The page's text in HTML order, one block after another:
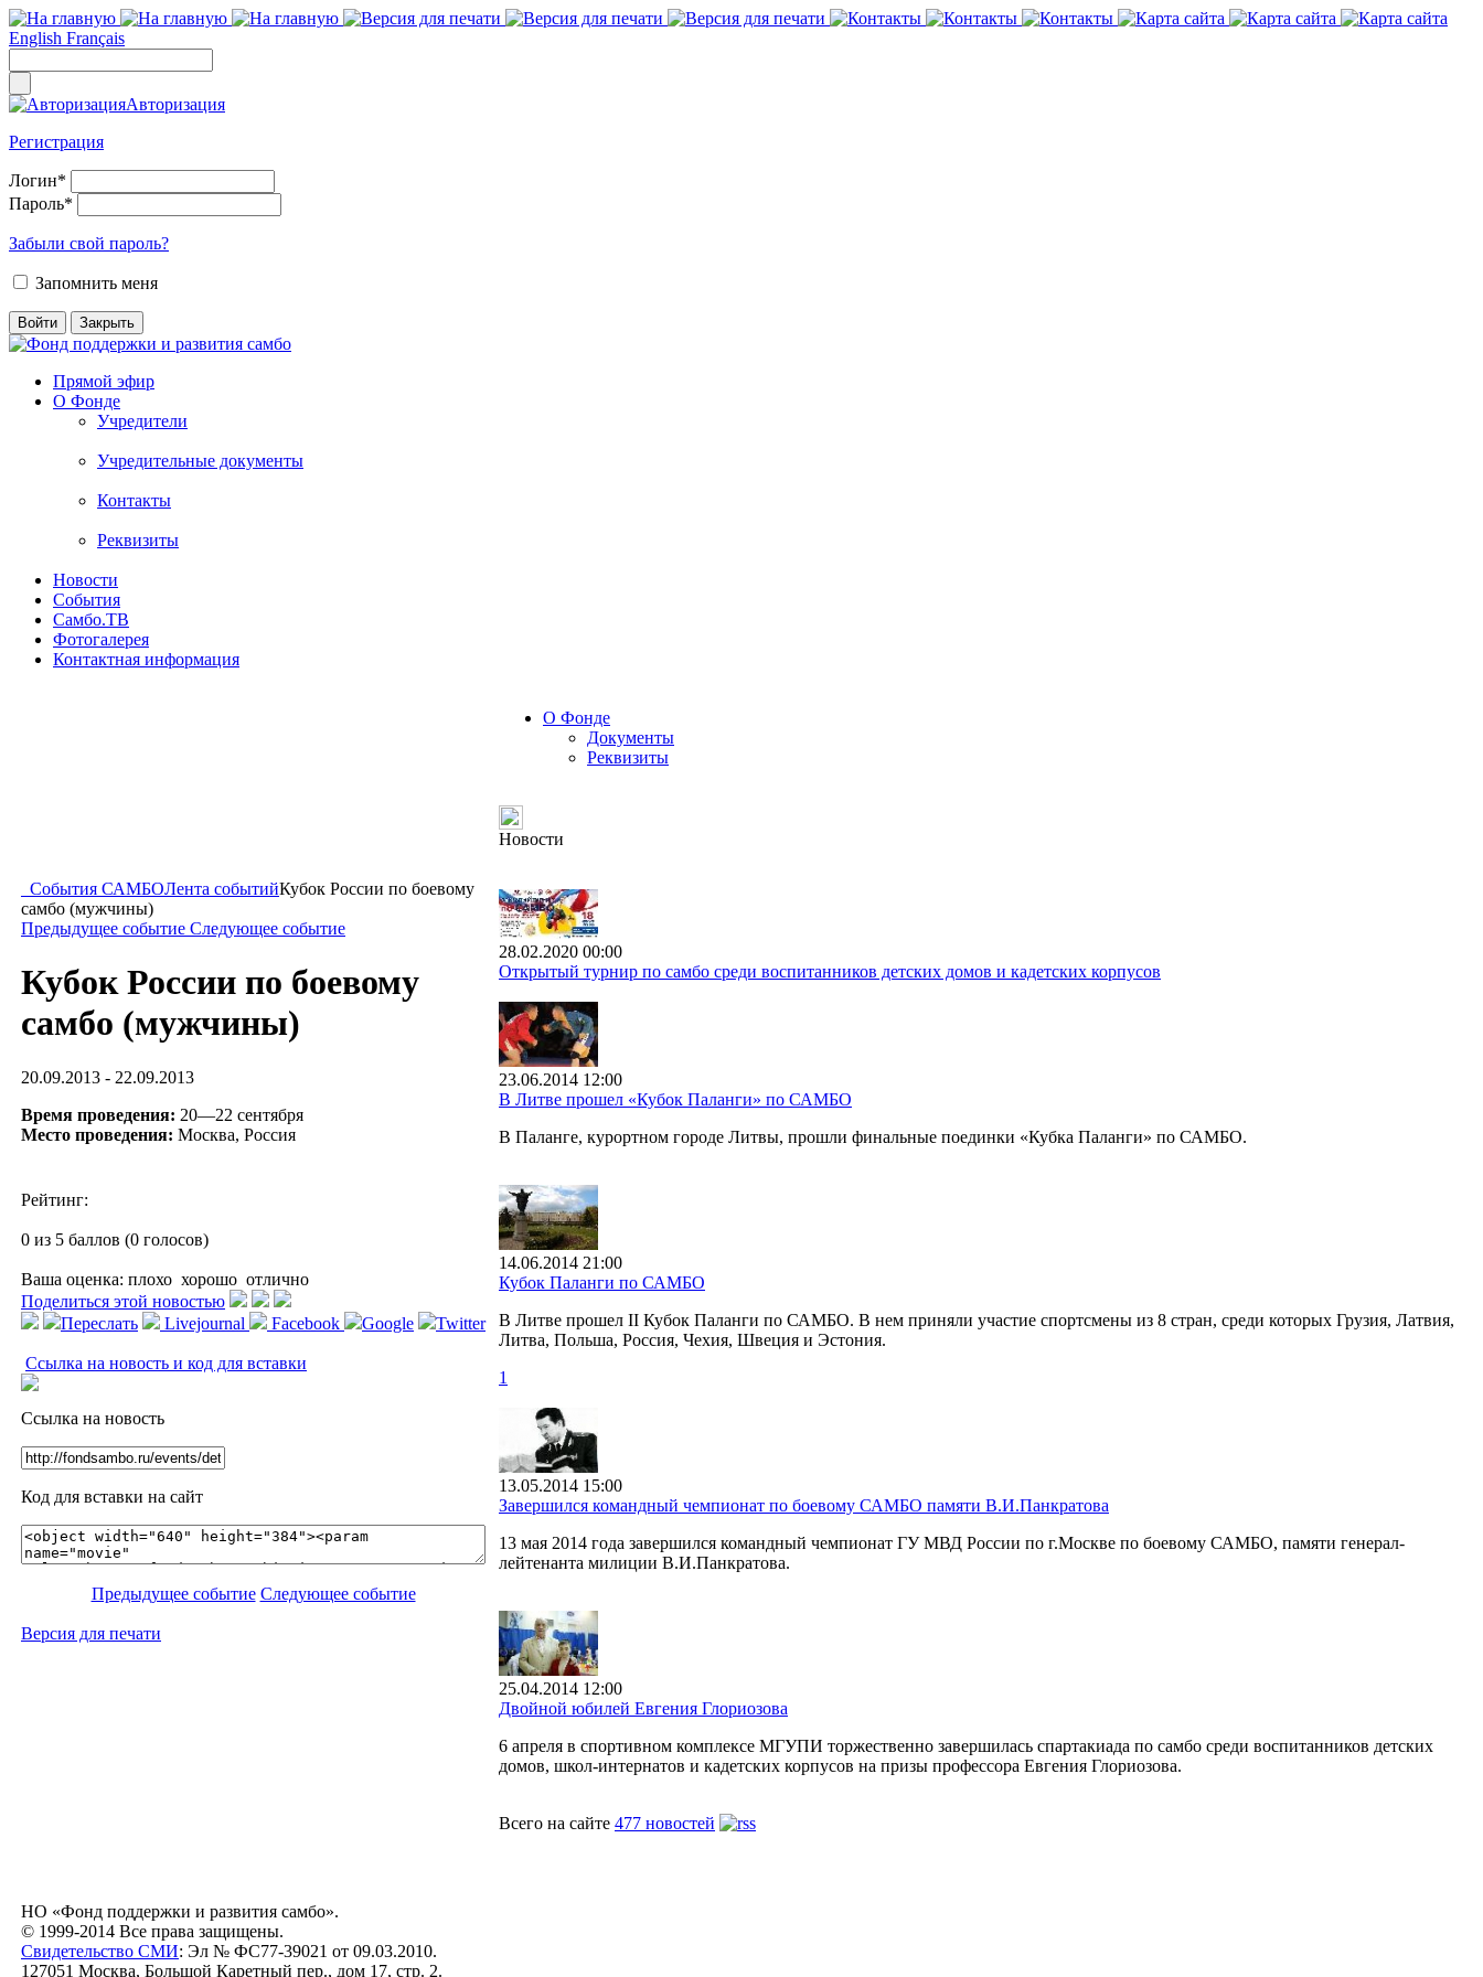
English Français
Авторизация
Регистрация
Логин*
Пароль*
Забыли свой пароль?
Запомнить меня
Прямой эфир
О Фонде
Учредители
Учредительные документы
Контакты
Реквизиты
Новости
События
Самбо.ТВ
Фотогалерея
Контактная информация
События САМБОЛента событийКубок России по боевому
самбо (мужчины)
Предыдущее событие Следующее событие
Кубок России по боевому
самбо (мужчины)
20.09.2013 - 22.09.2013
Время проведения: 20—22 сентября
Место проведения: Москва, Россия
Рейтинг:
0 из 5 баллов (0 голосов)
Ваша оценка: плохо хорошо отлично
Поделиться этой новостью
Переслать
Livejournal Facebook Google Twitter
Ссылка на новость и код для вставки
Ссылка на новость
Код для вставки на сайт
Предыдущее событие Следующее событие
Версия для печати
О Фонде
Документы
Реквизиты
Новости
28.02.2020 00:00
Открытый турнир по самбо среди воспитанников детских домов и кадетских корпусов
23.06.2014 12:00
В Литве прошел «Кубок Паланги» по САМБО
В Паланге, курортном городе Литвы, прошли финальные поединки «Кубка Паланги» по САМБО.
14.06.2014 21:00
Кубок Паланги по САМБО
В Литве прошел II Кубок Паланги по САМБО. В нем приняли участие спортсмены из 8 стран, среди которых Грузия, Латвия,
Литва, Польша, Россия, Чехия, Швеция и Эстония.
1
13.05.2014 15:00
Завершился командный чемпионат по боевому САМБО памяти В.И.Панкратова
13 мая 2014 года завершился командный чемпионат ГУ МВД России по г.Москве по боевому САМБО, памяти генерал-
лейтенанта милиции В.И.Панкратова.
25.04.2014 12:00
Двойной юбилей Евгения Глориозова
6 апреля в спортивном комплексе МГУПИ торжественно завершилась спартакиада по самбо среди воспитанников детских
домов, школ-интернатов и кадетских корпусов на призы профессора Евгения Глориозова.
Всего на сайте 477 новостей
НО «Фонд поддержки и развития самбо».
© 1999-2014 Все права защищены.
Свидетельство СМИ: Эл № ФС77-39021 от 09.03.2010.
127051 Москва, Большой Каретный пер., дом 17, стр. 2.